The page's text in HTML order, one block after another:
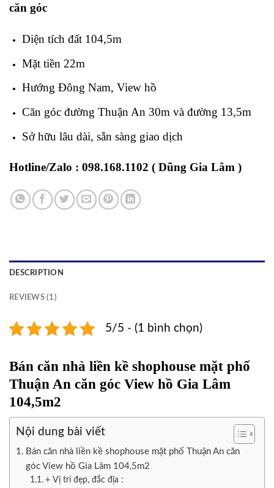
căn góc
Diện tích đất 104,5m
Mặt tiền 22m
Hướng Đông Nam, View hồ
Căn góc đường Thuận An 30m và đường 13,5m
Sở hữu lâu dài, sẵn sàng giao dịch
Hotline/Zalo : 098.168.1102 ( Dũng Gia Lâm )
DESCRIPTION
REVIEWS (1)
5/5 - (1 bình chọn)
Bán căn nhà liền kề shophouse mặt phố
Thuận An căn góc View hồ Gia Lâm
104,5m2
Nội dung bài viết
Bán căn nhà liền kề shophouse mặt phố Thuận An căn
góc View hồ Gia Lâm 104,5m2
+ Vị trí đẹp, đắc địa :